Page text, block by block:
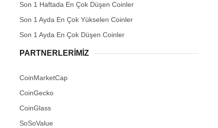
Son 1 Haftada En Çok Düşen Coinler
Son 1 Ayda En Çok Yükselen Coinler
Son 1 Ayda En Çok Düşen Coinler
PARTNERLERIMIZ
CoinMarketCap
CoinGecko
CoinGlass
SoSoValue